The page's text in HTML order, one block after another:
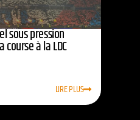
sous pression
à la LDC
LIRE PLUS